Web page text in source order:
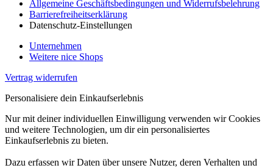
Allgemeine Geschäftsbedingungen und Widerrufsbelehrung
Barrierefreiheitserklärung
Datenschutz-Einstellungen
Unternehmen
Weitere nice Shops
Vertrag widerrufen
Personalisiere dein Einkaufserlebnis
Nur mit deiner individuellen Einwilligung verwenden wir Cookies
und weitere Technologien, um dir ein personalisiertes
Einkaufserlebnis zu bieten.
Dazu erfassen wir Daten über unsere Nutzer, deren Verhalten und